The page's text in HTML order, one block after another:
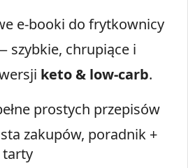
e-booki do frytkownicy
szybkie, chrupiące i
keto & low-carb.
prostych przepisów
zakupów, poradnik +
tarty